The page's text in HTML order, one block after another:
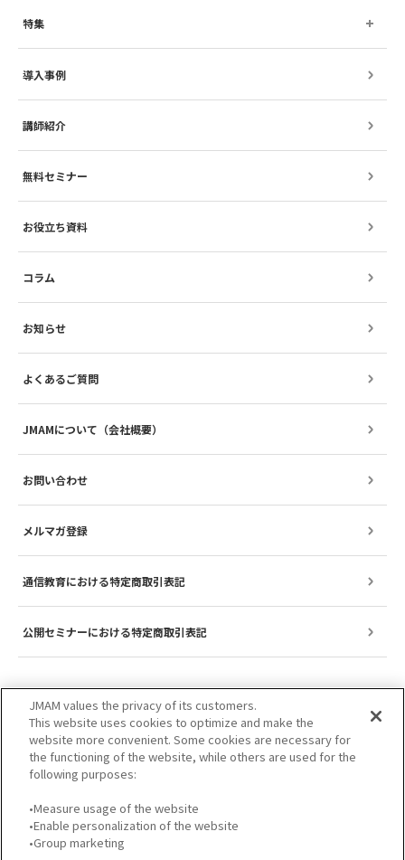
特集
導入事例
講師紹介
無料セミナー
お役立ち資料
コラム
お知らせ
よくあるご質問
JMAMについて（会社概要）
お問い合わせ
メルマガ登録
通信教育における特定商取引表記
公開セミナーにおける特定商取引表記
サイトのご利用について
JMAM values the privacy of its customers.
This website uses cookies to optimize and make the
website more convenient. Some cookies are necessary for
the functioning of the website, while others are used for the
following purposes:
•Measure usage of the website
•Enable personalization of the website
•Group marketing